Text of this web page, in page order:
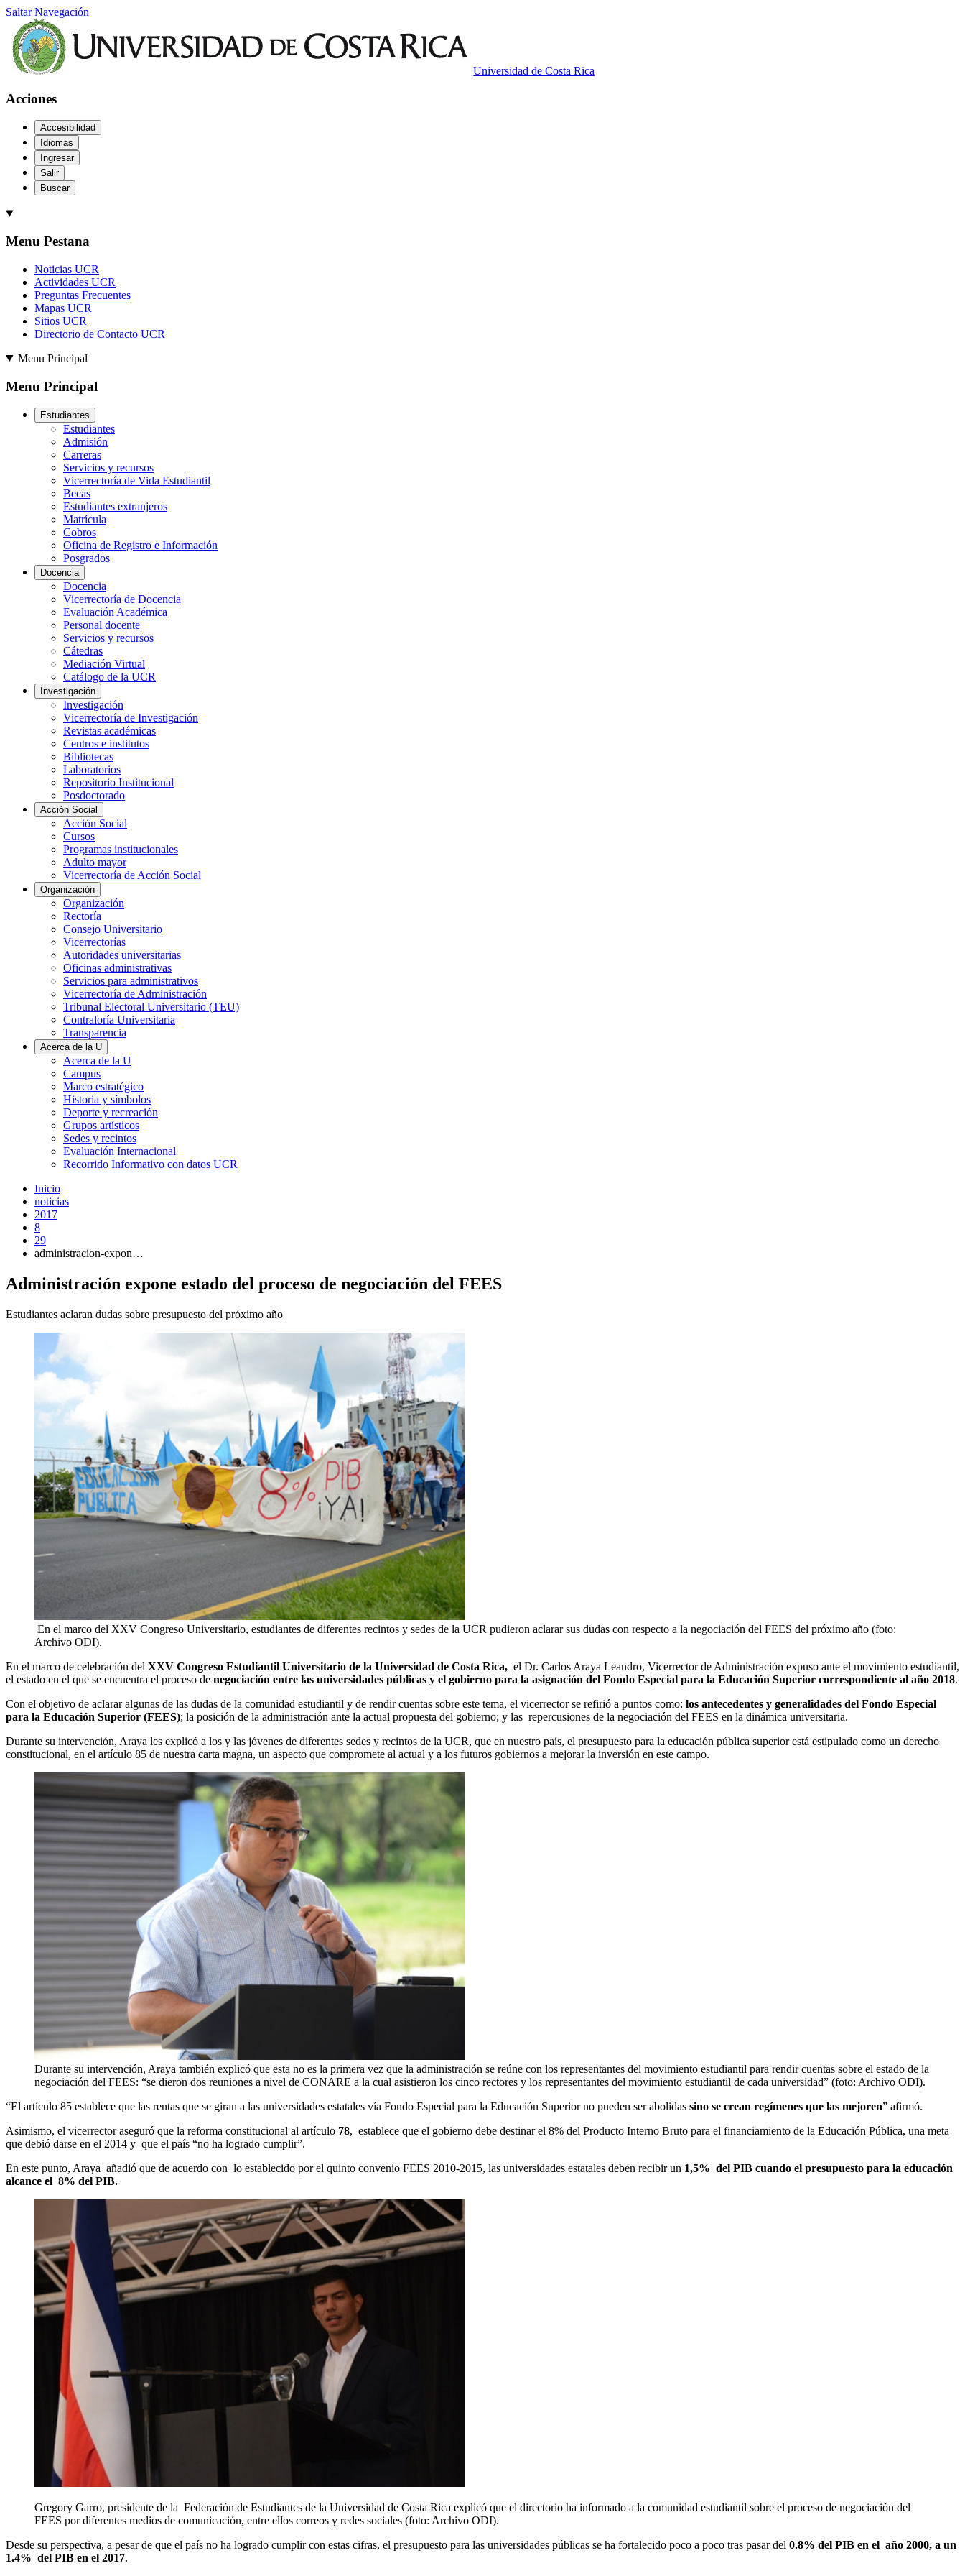
Saltar Navegación
Universidad de Costa Rica
Acciones
Accesibilidad
Idiomas
Ingresar
Salir
Buscar
Menu Pestana
Noticias UCR
Actividades UCR
Preguntas Frecuentes
Mapas UCR
Sitios UCR
Directorio de Contacto UCR
Menu Principal
Menu Principal
Estudiantes
Estudiantes
Admisión
Carreras
Servicios y recursos
Vicerrectoría de Vida Estudiantil
Becas
Estudiantes extranjeros
Matrícula
Cobros
Oficina de Registro e Información
Posgrados
Docencia
Docencia
Vicerrectoría de Docencia
Evaluación Académica
Personal docente
Servicios y recursos
Cátedras
Mediación Virtual
Catálogo de la UCR
Investigación
Investigación
Vicerrectoría de Investigación
Revistas académicas
Centros e institutos
Bibliotecas
Laboratorios
Repositorio Institucional
Posdoctorado
Acción Social
Acción Social
Cursos
Programas institucionales
Adulto mayor
Vicerrectoría de Acción Social
Organización
Organización
Rectoría
Consejo Universitario
Vicerrectorías
Autoridades universitarias
Oficinas administrativas
Servicios para administrativos
Vicerrectoría de Administración
Tribunal Electoral Universitario (TEU)
Contraloría Universitaria
Transparencia
Acerca de la U
Acerca de la U
Campus
Marco estratégico
Historia y símbolos
Deporte y recreación
Grupos artísticos
Sedes y recintos
Evaluación Internacional
Recorrido Informativo con datos UCR
Inicio
noticias
2017
8
29
administracion-expon…
Administración expone estado del proceso de negociación del FEES
Estudiantes aclaran dudas sobre presupuesto del próximo año
En el marco del XXV Congreso Universitario, estudiantes de diferentes recintos y sedes de la UCR pudieron aclarar sus dudas con respecto a la negociación del FEES del próximo año (foto:
Archivo ODI).
En el marco de celebración del XXV Congreso Estudiantil Universitario de la Universidad de Costa Rica, el Dr. Carlos Araya Leandro, Vicerrector de Administración expuso ante el movimiento estudiantil,
el estado en el que se encuentra el proceso de negociación entre las universidades públicas y el gobierno para la asignación del Fondo Especial para la Educación Superior correspondiente al año 2018.
Con el objetivo de aclarar algunas de las dudas de la comunidad estudiantil y de rendir cuentas sobre este tema, el vicerrector se refirió a puntos como: los antecedentes y generalidades del Fondo Especial
para la Educación Superior (FEES); la posición de la administración ante la actual propuesta del gobierno; y las repercusiones de la negociación del FEES en la dinámica universitaria.
Durante su intervención, Araya les explicó a los y las jóvenes de diferentes sedes y recintos de la UCR, que en nuestro país, el presupuesto para la educación pública superior está estipulado como un derecho
constitucional, en el artículo 85 de nuestra carta magna, un aspecto que compromete al actual y a los futuros gobiernos a mejorar la inversión en este campo.
Durante su intervención, Araya también explicó que esta no es la primera vez que la administración se reúne con los representantes del movimiento estudiantil para rendir cuentas sobre el estado de la
negociación del FEES: “se dieron dos reuniones a nivel de CONARE a la cual asistieron los cinco rectores y los representantes del movimiento estudiantil de cada universidad” (foto: Archivo ODI).
“El artículo 85 establece que las rentas que se giran a las universidades estatales vía Fondo Especial para la Educación Superior no pueden ser abolidas sino se crean regímenes que las mejoren” afirmó.
Asimismo, el vicerrector aseguró que la reforma constitucional al artículo 78, establece que el gobierno debe destinar el 8% del Producto Interno Bruto para el financiamiento de la Educación Pública, una meta
que debió darse en el 2014 y que el país “no ha logrado cumplir”.
En este punto, Araya añadió que de acuerdo con lo establecido por el quinto convenio FEES 2010-2015, las universidades estatales deben recibir un 1,5% del PIB cuando el presupuesto para la educación
alcance el 8% del PIB.
Gregory Garro, presidente de la Federación de Estudiantes de la Universidad de Costa Rica explicó que el directorio ha informado a la comunidad estudiantil sobre el proceso de negociación del
FEES por diferentes medios de comunicación, entre ellos correos y redes sociales (foto: Archivo ODI).
Desde su perspectiva, a pesar de que el país no ha logrado cumplir con estas cifras, el presupuesto para las universidades públicas se ha fortalecido poco a poco tras pasar del 0.8% del PIB en el año 2000, a un
1.4% del PIB en el 2017.